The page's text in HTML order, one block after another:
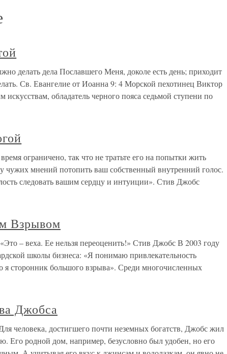
делать дела Пославшего Меня, доколе есть день; приходит
Св. Евангелие от Иоанна 9: 4 Морской пехотинец Виктор
обладатель черного пояса седьмой ступени по
ограничено, так что не тратьте его на попытки жить
мнений потопить ваш собственный внутренний голос.
следовать вашим сердцу и интуиции». Стив Джобс
Взрывом
– веха. Ее нельзя переоценить!» Стив Джобс В 2003 году
школы бизнеса: «Я понимаю привлекательность
я сторонник большого взрыва». Среди многочисленных
Джобса
человека, достигшего почти неземных богатств, Джобс жил
Его родной дом, например, безусловно был удобен, но его